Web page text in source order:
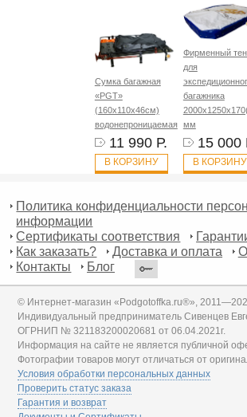
Сумка багажная
«PGT»
(160х110х46см)
водонепроницаемая
11 990 Р.
В КОРЗИНУ
Фирменный
для
багажника
мм
15 000
В КОРЗИНУ
Политика конфиденциальности
информации
Сертификаты соответствия
Как заказать?
Доставка и оплата
Контакты
Блог
© Интернет-магазин «Podgotoffka.ru®»,
Индивидуальный предприниматель Сивенцев
ОГРНИП № 321183200020681 от 06.04.2021г.
Информация на сайте не является публичной
Фотографии товаров могут отличаться от
Условия обработки персональных данных
Проверить статус заказа
Гарантия и возврат